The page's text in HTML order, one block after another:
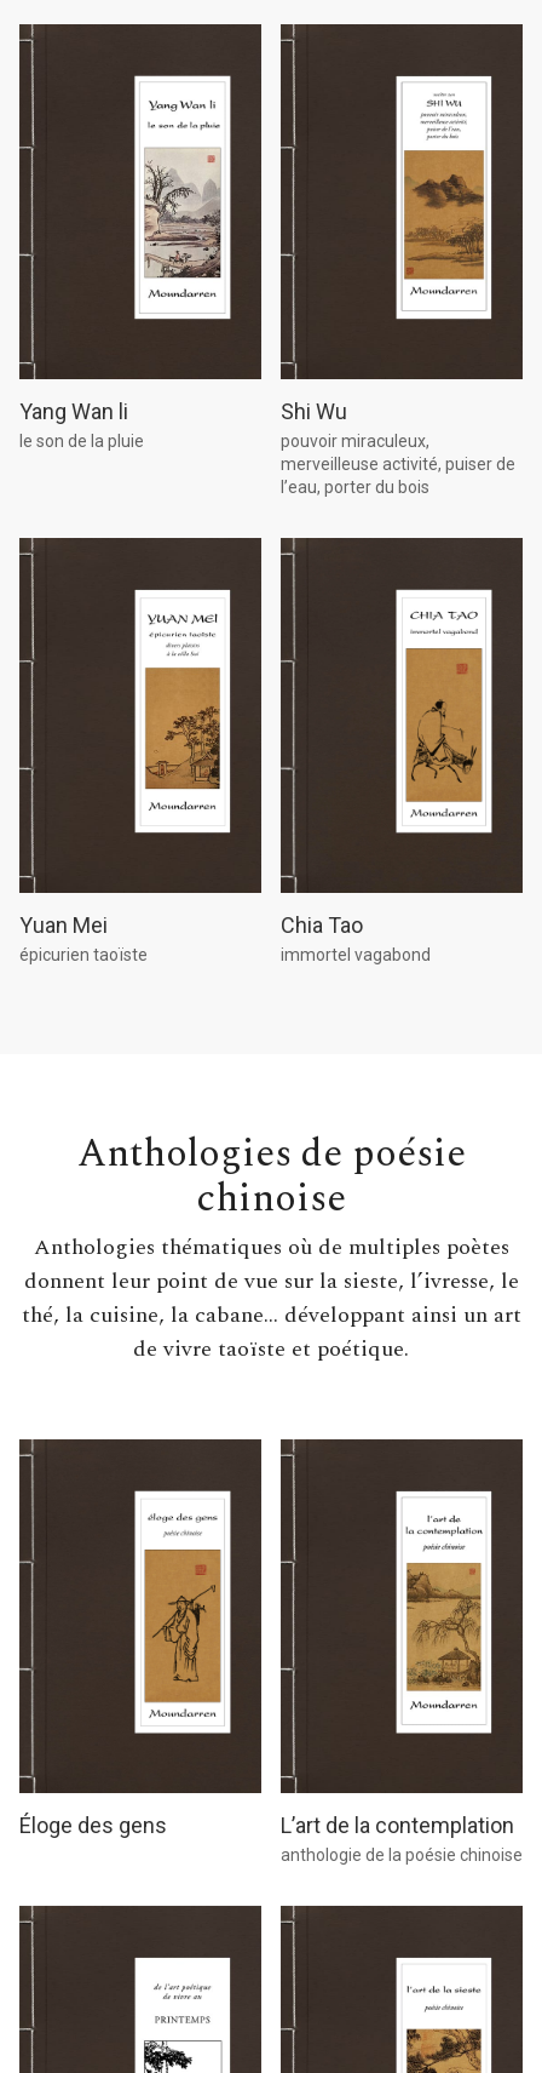
Yang Wan li
le son de la pluie
Shi Wu
pouvoir miraculeux,
merveilleuse activité, puiser de
l’eau, porter du bois
Yuan Mei
épicurien taoïste
Chia Tao
immortel vagabond
Anthologies de poésie
chinoise
Anthologies thématiques où de multiples poètes
donnent leur point de vue sur la sieste, l’ivresse, le
thé, la cuisine, la cabane… développant ainsi un art
de vivre taoïste et poétique.
Éloge des gens L’art de la contemplation
anthologie de la poésie chinoise